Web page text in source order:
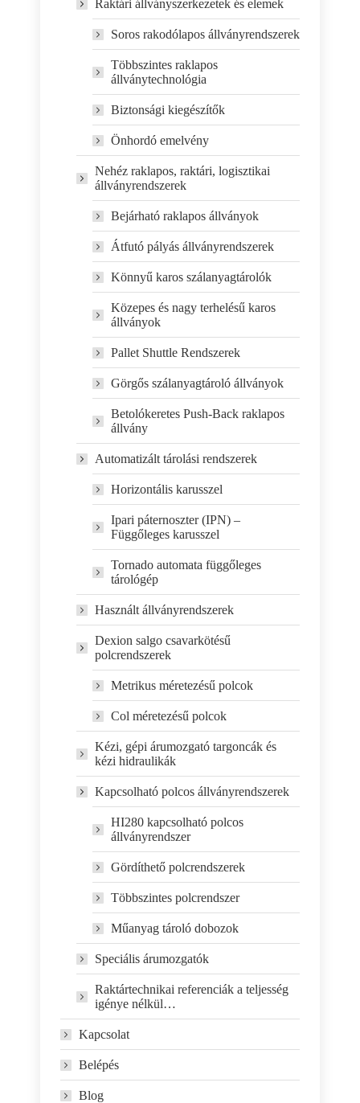
Raktári állványszerkezetek és elemek
Soros rakodólapos állványrendszerek
Többszintes raklapos
állványtechnológia
Biztonsági kiegészítők
Önhordó emelvény
Nehéz raklapos, raktári, logisztikai
állványrendszerek
Bejárható raklapos állványok
Átfutó pályás állványrendszerek
Könnyű karos szálanyagtárolók
Közepes és nagy terhelésű karos
állványok
Pallet Shuttle Rendszerek
Görgős szálanyagtároló állványok
Betolókeretes Push-Back raklapos
állvány
Automatizált tárolási rendszerek
Horizontális karusszel
Ipari páternoszter (IPN) –
Függőleges karusszel
Tornado automata függőleges
tárológép
Használt állványrendszerek
Dexion salgo csavarkötésű
polcrendszerek
Metrikus méretezésű polcok
Col méretezésű polcok
Kézi, gépi árumozgató targoncák és
kézi hidraulikák
Kapcsolható polcos állványrendszerek
HI280 kapcsolható polcos
állványrendszer
Gördíthető polcrendszerek
Többszintes polcrendszer
Műanyag tároló dobozok
Speciális árumozgatók
Raktártechnikai referenciák a teljesség
igénye nélkül…
Kapcsolat
Belépés
Blog